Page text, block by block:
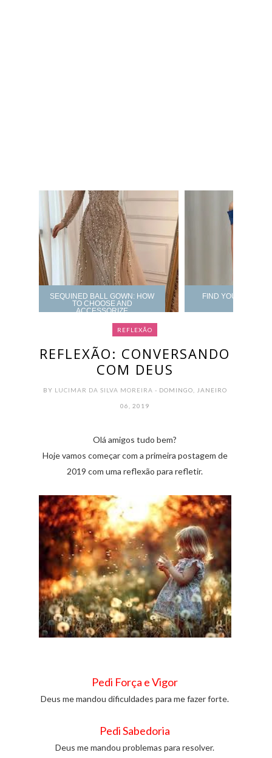
SEQUINED BALL GOWN: HOW
TO CHOOSE AND
ACCESSORIZE
FIND YOUR PROM
REFLEXÃO
REFLEXÃO: CONVERSANDO
COM DEUS
BY LUCIMAR DA SILVA MOREIRA - DOMINGO, JANEIRO
06, 2019
Olá amigos tudo bem?
Hoje vamos começar com a primeira postagem de
2019 com uma reflexão para refletir.
Pedi Força e Vigor
Deus me mandou dificuldades para me fazer forte.
Pedi Sabedoria
Deus me mandou problemas para resolver.